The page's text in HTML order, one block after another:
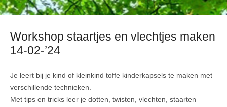
Workshop staartjes en vlechtjes maken
14-02-’24
Je leert bij je kind of kleinkind toffe kinderkapsels te maken met
verschillende technieken.
Met tips en tricks leer je dotten, twisten, vlechten, staarten